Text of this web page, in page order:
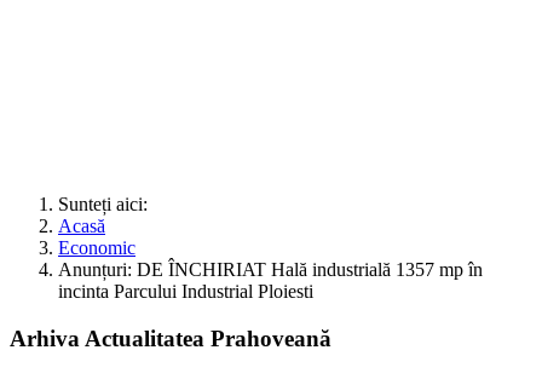
Sunteți aici:
Acasă
Economic
Anunțuri: DE ÎNCHIRIAT Hală industrială 1357 mp în
incinta Parcului Industrial Ploiesti
Arhiva Actualitatea Prahoveană